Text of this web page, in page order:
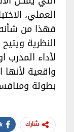
العملي،
فهذا من
النظرية
لأداء المدرب
واقعية
بطولة
شارك